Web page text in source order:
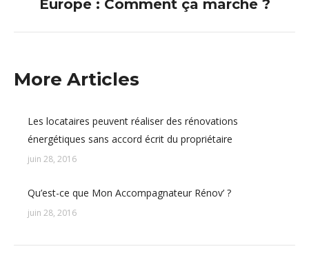
suivant
Europe : Comment ça marche ?
More Articles
Les locataires peuvent réaliser des rénovations
énergétiques sans accord écrit du propriétaire
juin 28, 2016
Qu’est-ce que Mon Accompagnateur Rénov’ ?
juin 28, 2016